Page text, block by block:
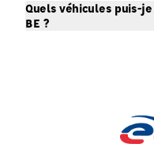
Quels véhicules puis-
BE ?